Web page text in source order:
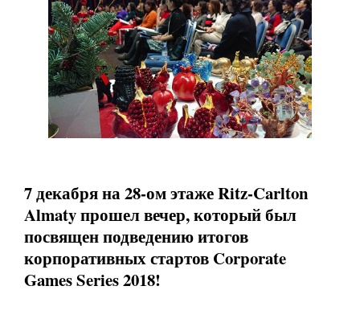
7 декабря на 28-ом этаже Ritz-Carlton
Almaty прошел вечер, который был
посвящен подведению итогов
корпоративных стартов Corporate
Games Series 2018!